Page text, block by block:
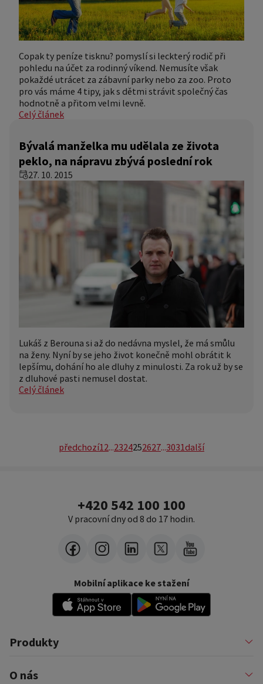
Copak ty peníze tisknu? pomyslí si leckterý rodič při
pohledu na účet za rodinný víkend. Nemusíte však
pokaždé utrácet za zábavní parky nebo za zoo. Proto
pro vás máme 4 tipy, jak s dětmi strávit společný čas
hodnotně a přitom velmi levně.
Celý článek
Bývalá manželka mu udělala ze života
peklo, na nápravu zbývá poslední rok
27. 10. 2015
Lukáš z Berouna si až do nedávna myslel, že má smůlu
na ženy. Nyní by se jeho život konečně mohl obrátit k
lepšímu, dohání ho ale dluhy z minulosti. Za rok už by se
z dluhové pasti nemusel dostat.
Celý článek
předchozí1 2...2324252627...3031další
+420 542 100 100
V pracovní dny od 8 do 17 hodin.
Mobilní aplikace ke stažení
Produkty
Půjčky
Financování podnikatelů
O nás